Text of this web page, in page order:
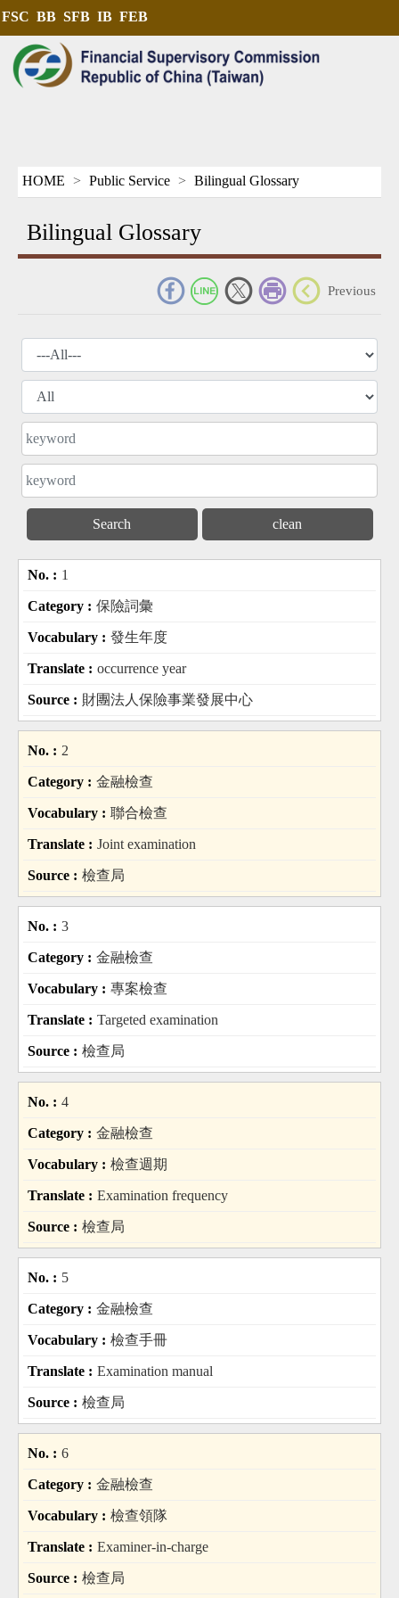
FSC BB SFB IB FEB
HOME Public Service Bilingual Glossary
Bilingual Glossary
Previous
1
保險詞彙
發生年度
occurrence year
財團法人保險事業發展中心
2
金融檢查
聯合檢查
Joint examination
檢查局
3
金融檢查
專案檢查
Targeted examination
檢查局
4
金融檢查
檢查週期
Examination frequency
檢查局
5
金融檢查
檢查手冊
Examination manual
檢查局
6
金融檢查
檢查領隊
Examiner-in-charge
檢查局